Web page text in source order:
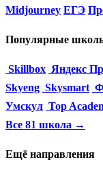
Midjourney ЕГЭ
Популярные
Skillbox Яндекс
Skyeng Skysmart
Умскул Top
Все 81 школа →
Ещё направления